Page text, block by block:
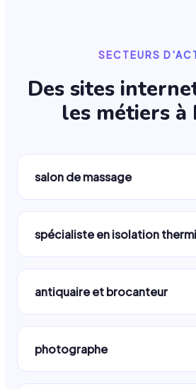
SECTEURS
Des sites
les métiers à
salon de massage
spécialiste en isolation
antiquaire et brocanteur
photographe